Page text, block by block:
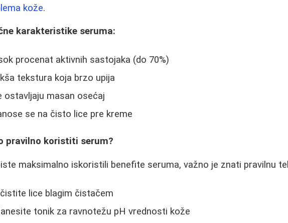
kože.
karakteristike seruma:
procenat aktivnih sastojaka (do 70%)
tekstura koja brzo upija
ostavljaju masan osećaj
se na čisto lice pre kreme
pravilno koristiti serum?
maksimalno iskoristili benefite seruma, važno je znati pravilnu
lice blagim čistačem
tonik za ravnotežu pH vrednosti kože